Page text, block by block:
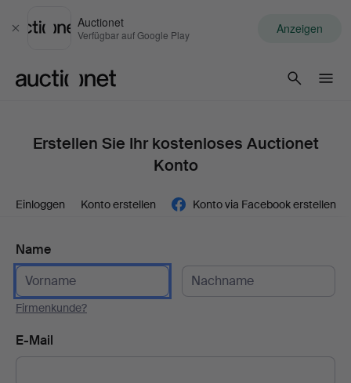
Schließen
Auctionet
Verfügbar auf Google Play Anzeigen
Erstellen Sie Ihr kostenloses Auctionet
Konto
Einloggen Konto erstellen Konto via Facebook erstellen
Name
Firmenkunde?
E-Mail